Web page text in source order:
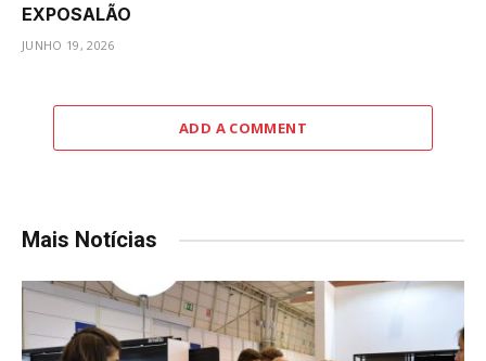
EXPOSALÃO
JUNHO 19, 2026
ADD A COMMENT
Mais Notícias